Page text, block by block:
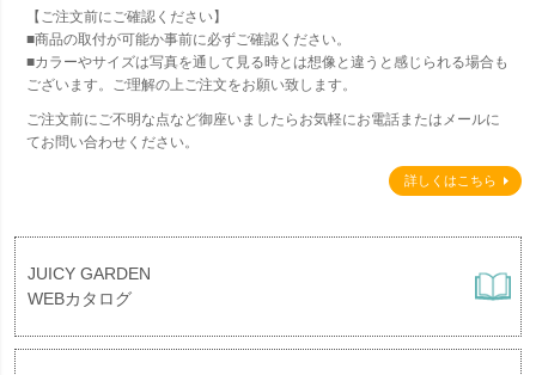
【ご注文前にご確認ください】
■商品の取付が可能か事前に必ずご確認ください。
■カラーやサイズは写真を通して見る時とは想像と違うと感じられる場合も
ございます。ご理解の上ご注文をお願い致します。
ご注文前にご不明な点など御座いましたらお気軽にお電話またはメールに
てお問い合わせください。
詳しくはこちら
JUICY GARDEN
WEBカタログ